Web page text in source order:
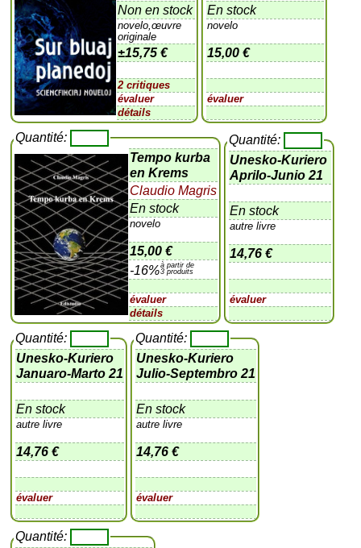
Non en stock
novelo,œuvre
originale
±15,75 €
2 critiques
évaluer
détails
En stock
novelo
15,00 €
évaluer
Quantité:
Tempo kurba
en Krems
Claudio Magris
En stock
novelo
15,00 €
-16%à partir de
3 produits
évaluer
détails
Quantité:
Unesko-Kuriero
Aprilo-Junio 21
En stock
autre livre
14,76 €
évaluer
Quantité:
Unesko-Kuriero
Januaro-Marto 21
En stock
autre livre
14,76 €
évaluer
Quantité:
Unesko-Kuriero
Julio-Septembro 21
En stock
autre livre
14,76 €
évaluer
Quantité: